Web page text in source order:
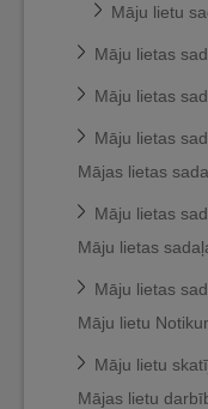
Māju lietu
Māju lietas
Māju lietas
Māju lietas
Mājas lietas
Māju lietas
Māju lietas
Māju lietas
Māju lietu
Māju lietu
Mājas lietu